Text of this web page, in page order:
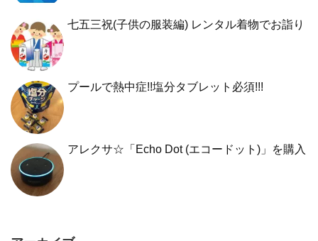
七五三祝(子供の服装編) レンタル着物でお詣り
プールで熱中症!!塩分タブレット必須!!!
アレクサ☆「Echo Dot (エコードット)」を購入